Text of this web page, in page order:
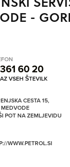
ITIS
-
60 20
VSEH ŠTEVILK
CESTA 15,
MEDVODE
POT NA ZEMLJEVIDU
WWW.PETROL.SI